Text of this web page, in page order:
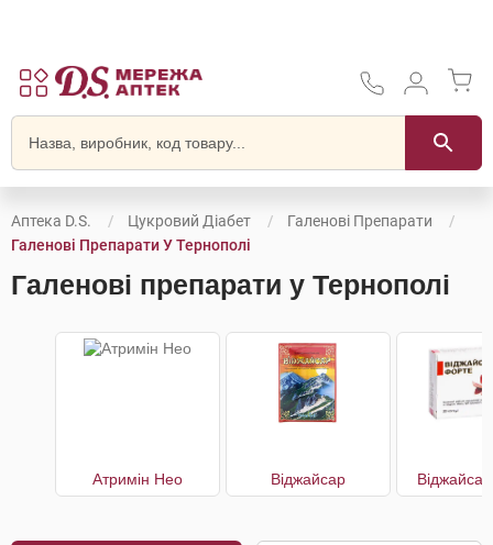
Аптека D.S. Цукровий Діабет
Галенові Препарати
Галенові Препарати У Тернополі
Галенові препарати у Тернополі
Атримін Нео Віджайсар